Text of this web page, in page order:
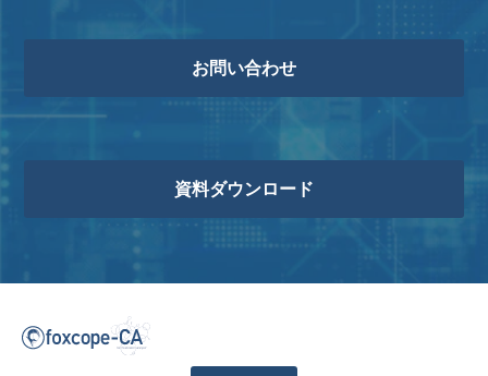
お問い合わせ
資料ダウンロード